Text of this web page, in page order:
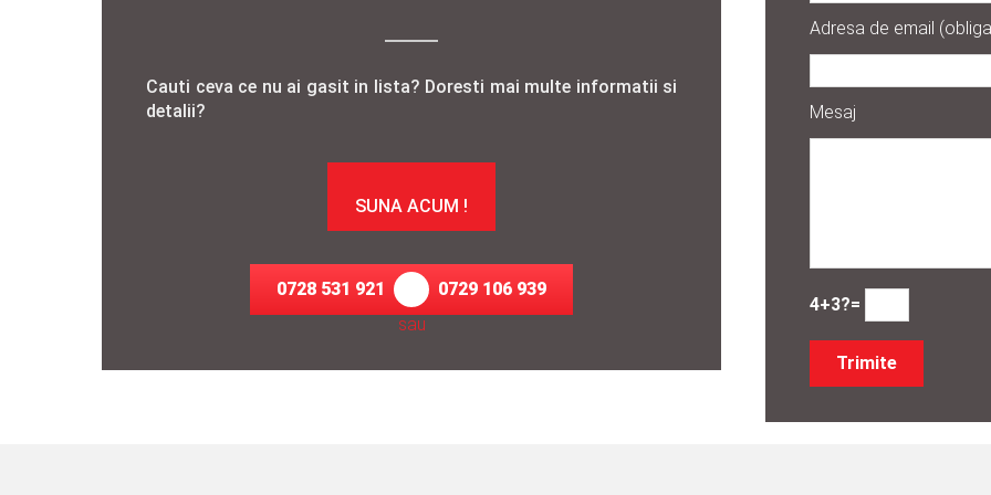
Cauti ceva ce nu ai gasit in lista? Doresti mai multe informatii si
detalii?
SUNA ACUM !
0728 531 921
sau
0729 106 939
Adresa de email
Mesaj
4+3?=